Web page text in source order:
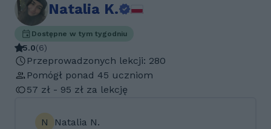
Natalia K.
Dostępne w tym tygodniu
5.0(6)
Przeprowadzonych lekcji: 280
Pomógł ponad 45 uczniom
57 zł - 95 zł za lekcję
N Natalia N.